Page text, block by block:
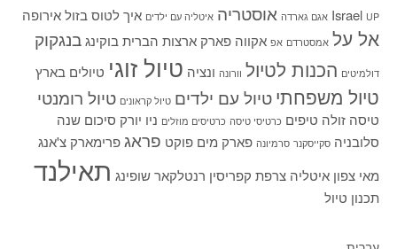
Israel UP אגם גארדה אוסטריה איטליה עם ילדים איך לטוס בזולאירופה
אל על אמסטרדם אפ אקווה פארק ארצות הברית בוקינגבנגקוק
דולמיטים הכנות לטיול וורונה ונציה טיול זוגי טיולים בארץ
טיול משפחתיטיול עם ילדים טיול קראונים טיול רומנטי
טיסה זולה טיפים כרטיסי טיסה כרטיסים מוזלים ניו יורק סיכום שנה
סלובניה סקייסקנר סרמיונה פארק מים פוקט פראג פרימארק צ'אנג
מאי צפון איטליה צרפת קפריסין רנטלקארשופינג תאילנד
תכנון טיול